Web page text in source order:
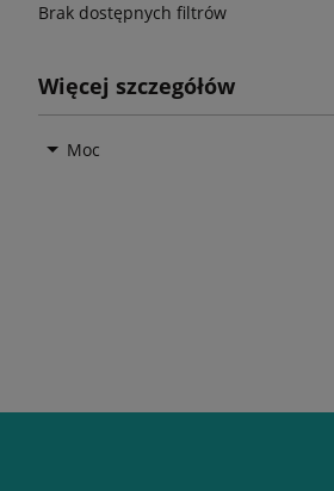
Brak dostępnych filtrów
Więcej szczegółów
Moc